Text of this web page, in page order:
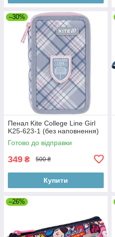
–30%
Пенал Kite College Line Girl
K25-623-1 (без наповнення)
Готово до відправки
349 ₴ 500 ₴
Купити
–26%